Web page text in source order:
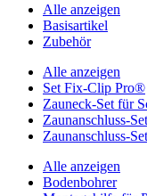
Alle anzeigen
Basisartikel
Zubehör
Alle anzeigen
Set Fix-Clip Pro®
Zauneck-Set für
Zaunanschluss-
Zaunanschluss-
Alle anzeigen
Bodenbohrer